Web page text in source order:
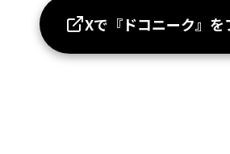
Xで『ドコニーク』を